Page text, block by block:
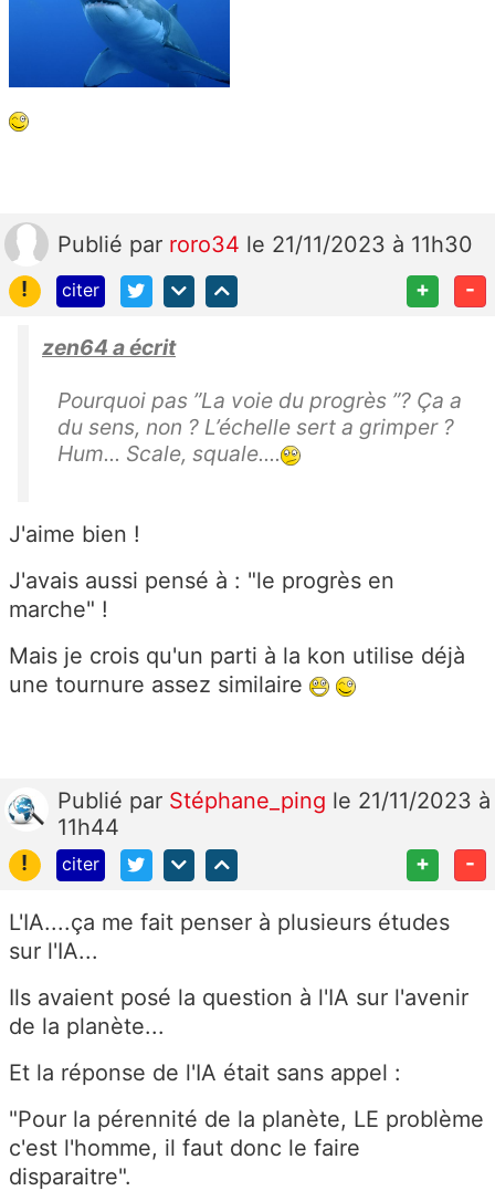
Publié par roro34 le 21/11/2023 à 11h30
!
citer + -
zen64 a écrit
Pourquoi pas ”La voie du progrès ”? Ça a
du sens, non ? L’échelle sert a grimper ?
Hum... Scale, squale....
J'aime bien !
J'avais aussi pensé à : "le progrès en
marche" !
Mais je crois qu'un parti à la kon utilise déjà
une tournure assez similaire
Publié par Stéphane_ping le 21/11/2023 à
11h44
!
citer + -
L'IA....ça me fait penser à plusieurs études
sur l'IA...
Ils avaient posé la question à l'IA sur l'avenir
de la planète...
Et la réponse de l'IA était sans appel :
"Pour la pérennité de la planète, LE problème
c'est l'homme, il faut donc le faire
disparaitre".